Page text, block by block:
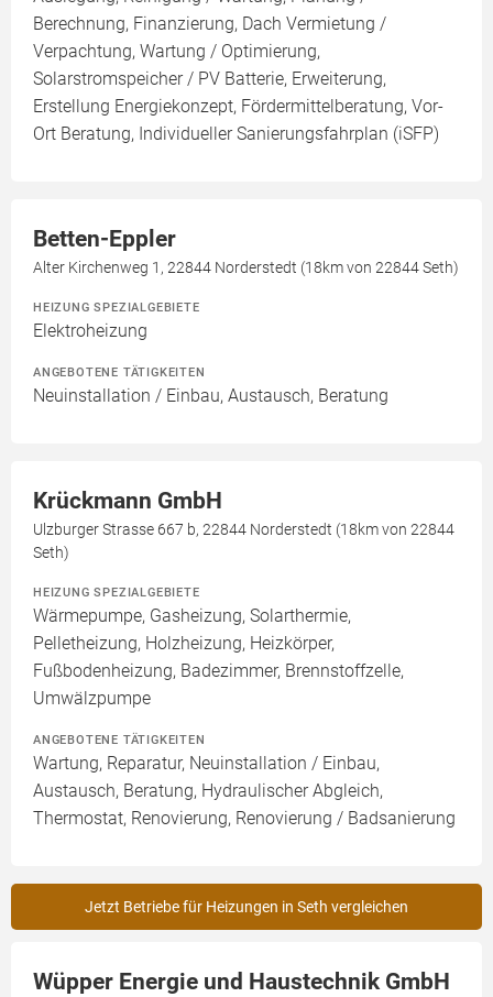
Berechnung, Finanzierung, Dach Vermietung /
Verpachtung, Wartung / Optimierung,
Solarstromspeicher / PV Batterie, Erweiterung,
Erstellung Energiekonzept, Fördermittelberatung, Vor-
Ort Beratung, Individueller Sanierungsfahrplan (iSFP)
Betten-Eppler
Alter Kirchenweg 1, 22844 Norderstedt (18km von 22844 Seth)
HEIZUNG SPEZIALGEBIETE
Elektroheizung
ANGEBOTENE TÄTIGKEITEN
Neuinstallation / Einbau, Austausch, Beratung
Krückmann GmbH
Ulzburger Strasse 667 b, 22844 Norderstedt (18km von 22844
Seth)
HEIZUNG SPEZIALGEBIETE
Wärmepumpe, Gasheizung, Solarthermie,
Pelletheizung, Holzheizung, Heizkörper,
Fußbodenheizung, Badezimmer, Brennstoffzelle,
Umwälzpumpe
ANGEBOTENE TÄTIGKEITEN
Wartung, Reparatur, Neuinstallation / Einbau,
Austausch, Beratung, Hydraulischer Abgleich,
Thermostat, Renovierung, Renovierung / Badsanierung
Jetzt Betriebe für Heizungen in Seth vergleichen
Wüpper Energie und Haustechnik GmbH